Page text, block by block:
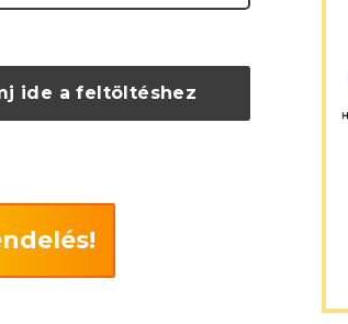
ide a feltöltéshez